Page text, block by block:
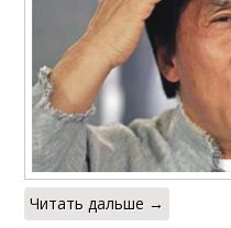
Читать дальше →